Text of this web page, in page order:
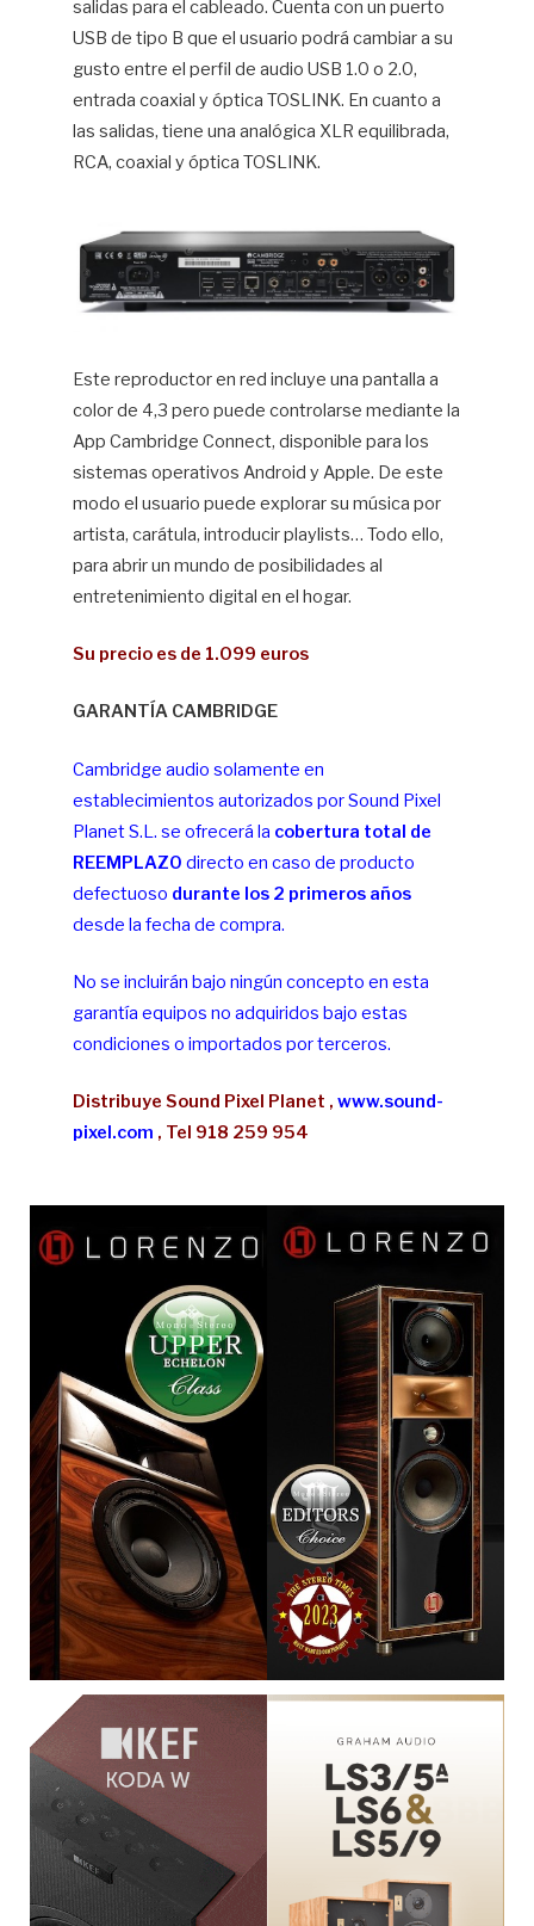
salidas para el cableado. Cuenta con un puerto
USB de tipo B que el usuario podrá cambiar a su
gusto entre el perfil de audio USB 1.0 o 2.0,
entrada coaxial y óptica TOSLINK. En cuanto a
las salidas, tiene una analógica XLR equilibrada,
RCA, coaxial y óptica TOSLINK.
Este reproductor en red incluye una pantalla a
color de 4,3 pero puede controlarse mediante la
App Cambridge Connect, disponible para los
sistemas operativos Android y Apple. De este
modo el usuario puede explorar su música por
artista, carátula, introducir playlists… Todo ello,
para abrir un mundo de posibilidades al
entretenimiento digital en el hogar.
Su precio es de 1.099 euros
GARANTÍA CAMBRIDGE
Cambridge audio solamente en
establecimientos autorizados por Sound Pixel
Planet S.L. se ofrecerá la cobertura total de
REEMPLAZO directo en caso de producto
defectuoso durante los 2 primeros años
desde la fecha de compra.
No se incluirán bajo ningún concepto en esta
garantía equipos no adquiridos bajo estas
condiciones o importados por terceros.
Distribuye Sound Pixel Planet , www.sound-
pixel.com , Tel 918 259 954